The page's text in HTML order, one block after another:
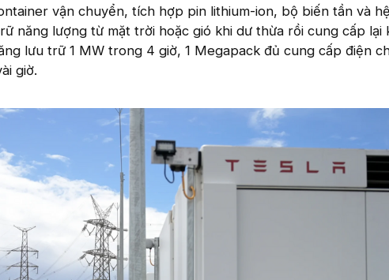
vận chuyển, tích hợp pin lithium-ion, bộ biến tần và
năng lượng từ mặt trời hoặc gió khi dư thừa rồi cung cấp lại
lưu trữ 1 MW trong 4 giờ, 1 Megapack đủ cung cấp điện
giờ.